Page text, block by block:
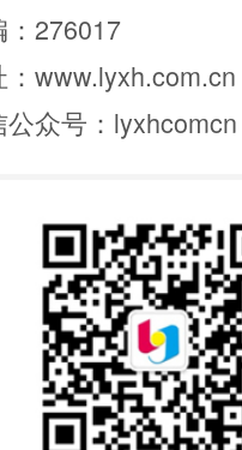
：276017
：www.lyxh.com.cn
公众号：lyxhcomcn